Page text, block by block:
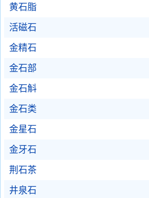
黄石脂
活磁石
金精石
金石部
金石斛
金石类
金星石
金牙石
荆石茶
井泉石